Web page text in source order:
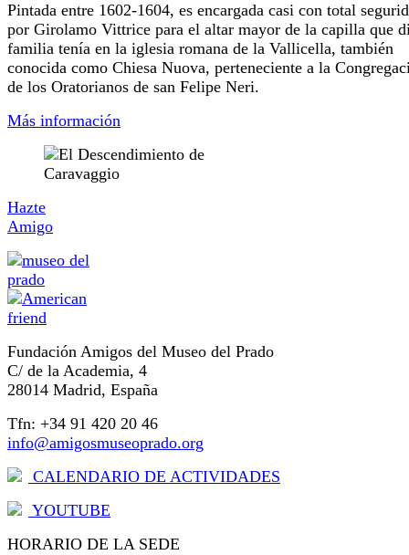
Pintada entre 1602-1604, es encargada casi con total
por Girolamo Vittrice para el altar mayor de la capilla que
familia tenía en la iglesia romana de la Vallicella, también
conocida como Chiesa Nuova, perteneciente a la
de los Oratorianos de san Felipe Neri.
Más información
Hazte
Amigo
Fundación Amigos del Museo del Prado
C/ de la Academia, 4
28014 Madrid, España
Tfn: +34 91 420 20 46
info@amigosmuseoprado.org
CALENDARIO DE ACTIVIDADES
YOUTUBE
HORARIO DE LA SEDE